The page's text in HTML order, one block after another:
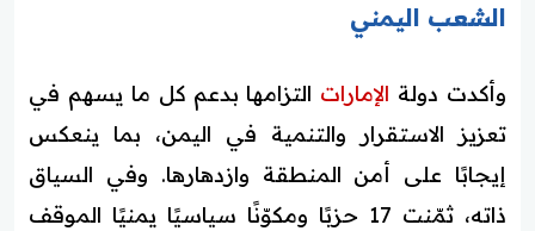
الشعب اليمني
وأكدت دولة الإمارات التزامها بدعم كل ما يسهم في
تعزيز الاستقرار والتنمية في اليمن، بما ينعكس
إيجابًا على أمن المنطقة وازدهارها. وفي السياق
ذاته، ثمّنت 17 حزبًا ومكوّنًا سياسيًا يمنيًا الموقف